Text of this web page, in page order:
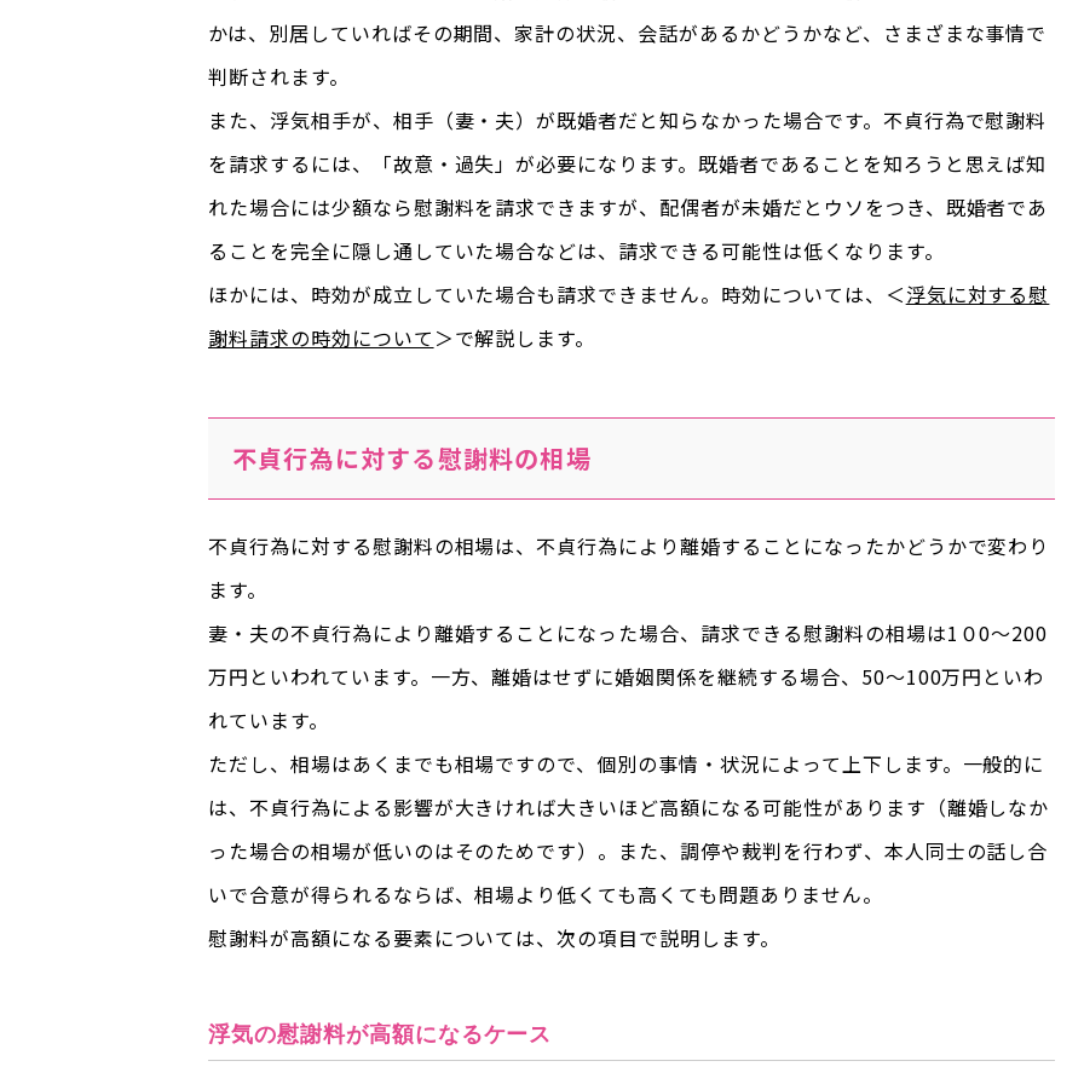
かは、別居していればその期間、家計の状況、会話があるかどうかなど、さまざまな事情で
判断されます。
また、浮気相手が、相手（妻・夫）が既婚者だと知らなかった場合です。不貞行為で慰謝料
を請求するには、「故意・過失」が必要になります。既婚者であることを知ろうと思えば知
れた場合には少額なら慰謝料を請求できますが、配偶者が未婚だとウソをつき、既婚者であ
ることを完全に隠し通していた場合などは、請求できる可能性は低くなります。
ほかには、時効が成立していた場合も請求できません。時効については、＜浮気に対する慰
謝料請求の時効について ＞で解説します。
不貞行為に対する慰謝料の相場
不貞行為に対する慰謝料の相場は、不貞行為により離婚することになったかどうかで変わり
ます。
妻・夫の不貞行為により離婚することになった場合、請求できる慰謝料の相場は1０0～200
万円といわれています。一方、離婚はせずに婚姻関係を継続する場合、50～100万円といわ
れています。
ただし、相場はあくまでも相場ですので、個別の事情・状況によって上下します。一般的に
は、不貞行為による影響が大きければ大きいほど高額になる可能性があります（離婚しなか
った場合の相場が低いのはそのためです）。また、調停や裁判を行わず、本人同士の話し合
いで合意が得られるならば、相場より低くても高くても問題ありません。
慰謝料が高額になる要素については、次の項目で説明します。
浮気の慰謝料が高額になるケース